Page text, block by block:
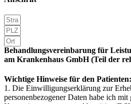
Behandlungsvereinbarung für
am Krankenhaus GmbH (Teil der
Wichtige Hinweise für den Patienten:
1. Die Einwilligungserklärung zur
personenbezogener Daten habe ich